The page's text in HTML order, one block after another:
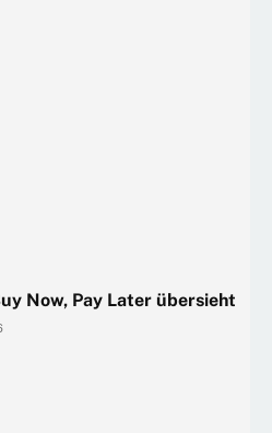
Now, Pay Later übersieht